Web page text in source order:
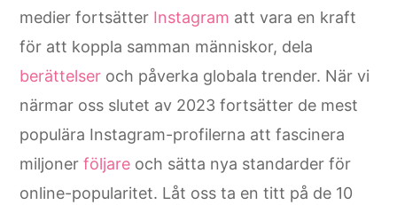
medier fortsätter Instagram att vara en kraft
för att koppla samman människor, dela
berättelser och påverka globala trender. När vi
närmar oss slutet av 2023 fortsätter de mest
populära Instagram-profilerna att fascinera
miljoner följare och sätta nya standarder för
online-popularitet. Låt oss ta en titt på de 10